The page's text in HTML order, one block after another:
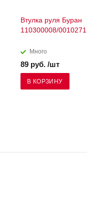
Втулка руля Буран
110300008/0010271
Много
89 руб. /шт
В КОРЗИНУ